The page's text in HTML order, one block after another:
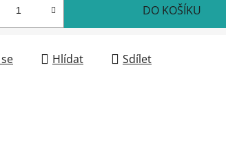
DO KOŠÍKU
Hlídat Sdílet